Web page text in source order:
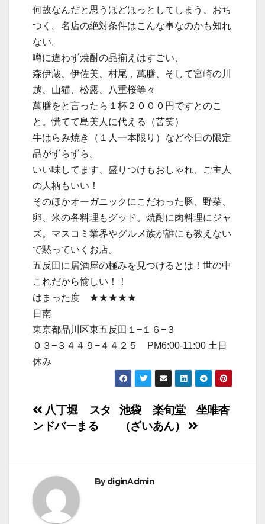
何故なんだと思うほどほっとしてしまう、おち
つく。名店の絶対条件はこんな事なのかも知れ
ない。
噂に違わず焼酎の品揃えはすごい、
森伊蔵、伊佐美、村尾，萬膳、そして宮崎の川
越、山猫、松露、八重桜等々
萬膳をと言ったら１杯２０００円ですとのこ
と。慌てて島美人に代える（苦笑）
牛はらみ焼き（１人一本限り）など今日の限定
品がずらずら。
いい味してます、盛りつけもおしゃれ、ご主人
の人柄もいい！
そのほかオーガニックにこだわった豚、野菜、
卵、米の各料理もグッド。焼酎に肉料理にジャ
ズ。マスコミ業界やグルメ族が誰にも教えない
で黙っていくお店。
五反田に居酒屋の極みを見つけるとは！世の中
これだから愉しい！！
はまった度 ★★★★★
日南
東京都品川区東五反田１−１６−３
０３−３４４９−４４２５ PM6:00-11:00 土日
休み
投
稿
ビ
ゲ
池袋 楽旬堂 坐唯杏
（ざいあん）
八丁堀 スタ
ンドバーまる
BydiginAdmin